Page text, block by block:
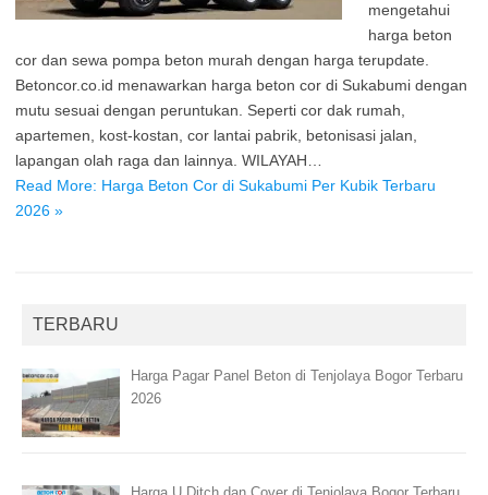
mengetahui
harga beton
cor dan sewa pompa beton murah dengan harga terupdate.
Betoncor.co.id menawarkan harga beton cor di Sukabumi dengan
mutu sesuai dengan peruntukan. Seperti cor dak rumah,
apartemen, kost-kostan, cor lantai pabrik, betonisasi jalan,
lapangan olah raga dan lainnya. WILAYAH…
Read More: Harga Beton Cor di Sukabumi Per Kubik Terbaru
2026 »
TERBARU
Harga Pagar Panel Beton di Tenjolaya Bogor Terbaru
2026